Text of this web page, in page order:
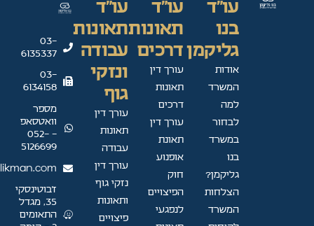
עו"ד
בנו
גליקמן
אודות
המשרד
למה
לבחור
במשרד
בנו
גליקמן?
הצלחות
המשרד
עו"ד
תאונות
דרכים
עורך דין
תאונות
דרכים
עורך דין
תאונת
אופנוע
חוק
הפיצויים
לנפגעי
עו"ד
תאונות
עבודה
ונזקי
גוף
עורך דין
תאונות
עבודה
עורך דין
נזקי גוף
ותאונות
פיצויים
03-
6135337
03-
6134158
מספר
וואטסאפ
- 052-
5126699
ז'בוטינסקי
35, מגדל
התאומים